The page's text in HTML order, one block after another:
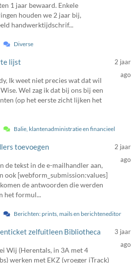
1 jaar bewaard. Enkele
houden we 2 jaar bij,
handwerktijdschrif...
Diverse
lijst
Ik weet niet precies wat dat wil
Wel zag ik dat bij ons bij een
(op het eerste zicht lijken het
2 jaar
ago
Balie, klantenadministratie en financieel
toevoegen
de tekst in de e-mailhandler aan,
ook [webform_submission:values]
de antwoorden die werden
het formul...
2 jaar
ago
Berichten: prints, mails en berichteneditor
zelfuitleen Bibliotheca
Wij (Herentals, in 3A met 4
werken met EKZ (vroeger iTrack)
3 jaar
ago